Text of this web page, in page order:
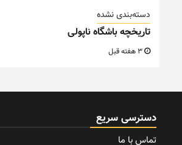
دسته‌بندی نشده
تاریخچه باشگاه ناپولی
دسترسی سریع
تماس با ما